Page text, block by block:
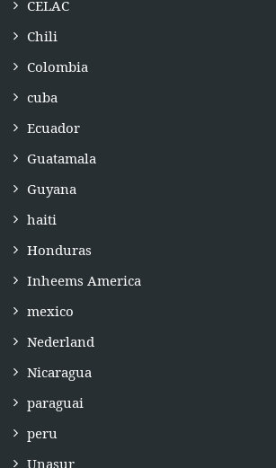
CELAC
Chili
Colombia
cuba
Ecuador
Guatamala
Guyana
haiti
Honduras
Inheems America
mexico
Nederland
Nicaragua
paraguai
peru
Unasur